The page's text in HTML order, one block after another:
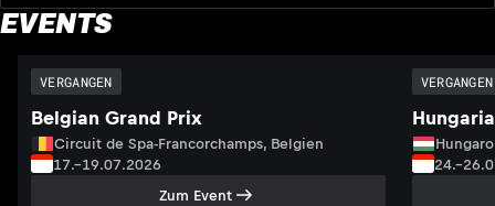
EVENTS
VERGANGEN
Belgian Grand Prix
Circuit de Spa-Francorchamps, Belgien
17.–19.07.2026
Zum Event
VERGANGEN